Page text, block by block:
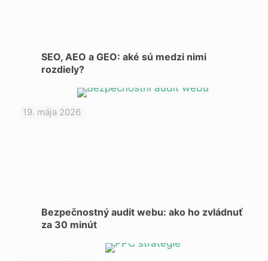
SEO, AEO a GEO: aké sú medzi nimi
rozdiely?
19. mája 2026
Bezpečnostný audit webu: ako ho zvládnuť
za 30 minút